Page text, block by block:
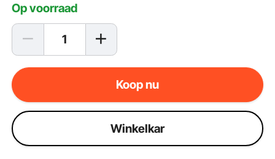
Op voorraad
Koop nu
Winkelkar